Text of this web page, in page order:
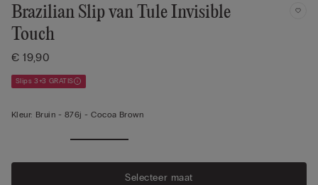
Brazilian Slip van Tule Invisible
Touch
€ 19,90
Slips 3+3 GRATIS
Kleur: Bruin - 876j - Cocoa Brown
Selecteer maat